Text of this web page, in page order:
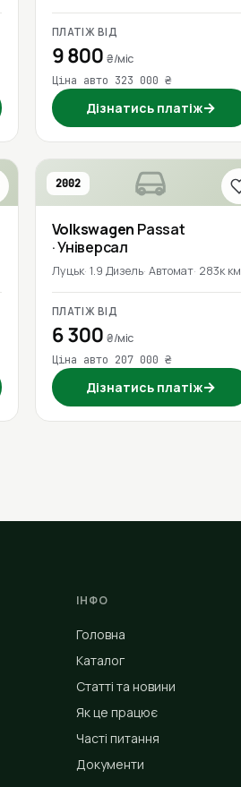
ПЛАТІЖ ВІД
9 800 ₴/міс
Ціна авто 323 000 ₴
Дізнатись платіж→
2002
Volkswagen Passat
· Універсал
Луцьк 1.9 Дизель Автомат 283к км
ПЛАТІЖ ВІД
6 300 ₴/міс
Ціна авто 207 000 ₴
Дізнатись платіж→
ІНФО
Головна
Каталог
Статті та новини
Як це працює
Часті питання
Документи